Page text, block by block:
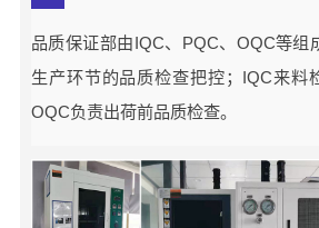
品质保证部由IQC、PQC、OQC等组
生产环节的品质检查把控；IQC来料
OQC负责出荷前品质检查。